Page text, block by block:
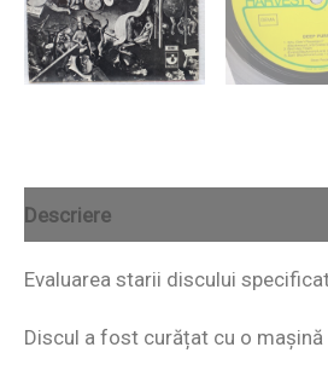
Descriere
Evaluarea starii discului
Discul a fost curățat cu o